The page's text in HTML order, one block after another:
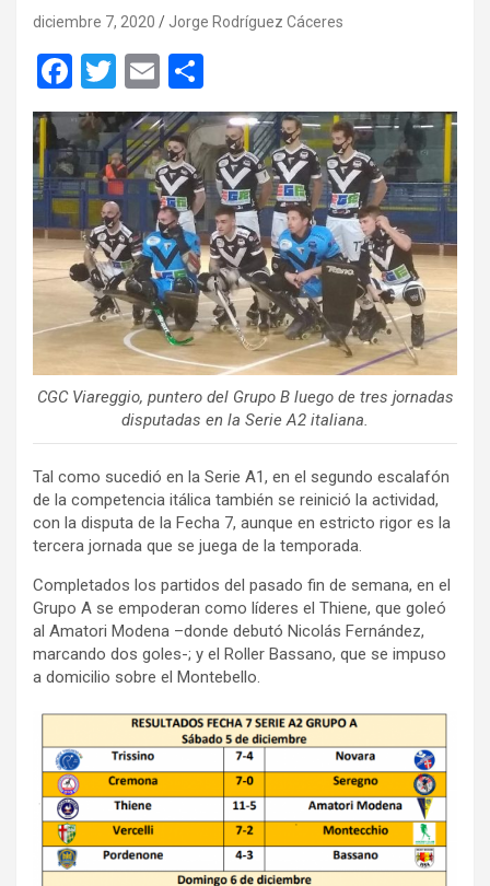
diciembre 7, 2020 Jorge Rodríguez Cáceres
F
a
ce
b
o
o
k
T
wi
tt
er
E
m
ail
o
m
p
ar
tir
CGC Viareggio, puntero del Grupo B luego de tres jornadas
disputadas en la Serie A2 italiana.
Tal como sucedió en la Serie A1, en el segundo escalafón
de la competencia itálica también se reinició la actividad,
con la disputa de la Fecha 7, aunque en estricto rigor es la
tercera jornada que se juega de la temporada.
Completados los partidos del pasado fin de semana, en el
Grupo A se empoderan como líderes el Thiene, que goleó
al Amatori Modena –donde debutó Nicolás Fernández,
marcando dos goles-; y el Roller Bassano, que se impuso
a domicilio sobre el Montebello.